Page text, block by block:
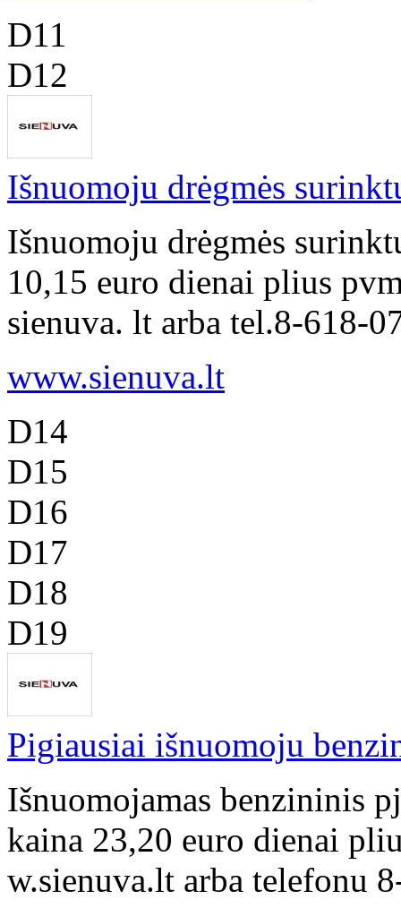
D11
D12
Išnuomoju drėgmės
Išnuomoju drėgmės
10,15 euro dienai plius
sienuva. lt arba tel.8-618-
www.sienuva.lt
D14
D15
D16
D17
D18
D19
Pigiausiai išnuomoju
Išnuomojamas benzininis
kaina 23,20 euro dienai
w.sienuva.lt arba telefonu